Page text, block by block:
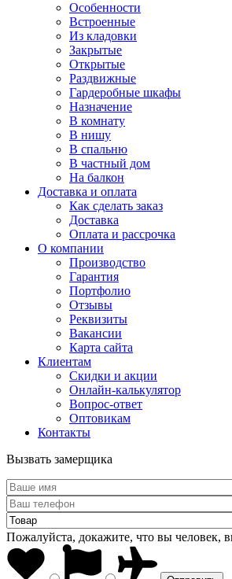
Особенности
Встроенные
Из кладовки
Закрытые
Открытые
Раздвижные
Гардеробные шкафы
Назначение
В комнату
В нишу
В спальню
В частный дом
На балкон
Доставка и оплата
Как сделать заказ
Доставка
Оплата и рассрочка
О компании
Производство
Гарантия
Портфолио
Отзывы
Реквизиты
Вакансии
Карта сайта
Клиентам
Скидки и акции
Онлайн-калькулятор
Вопрос-ответ
Оптовикам
Контакты
Вызвать замерщика
Пожалуйста, докажите, что вы человек,